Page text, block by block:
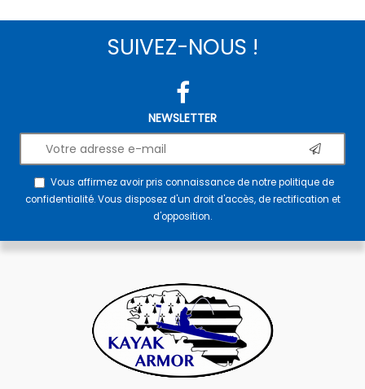
SUIVEZ-NOUS !
NEWSLETTER
Vous affirmez avoir pris connaissance de notrepolitique de
confidentialité. Vous disposez d'un droit d'accès, de rectification et
d'opposition.